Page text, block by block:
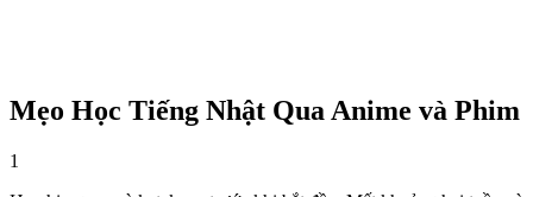
Mẹo Học Tiếng Nhật Qua Anime và Phim
1